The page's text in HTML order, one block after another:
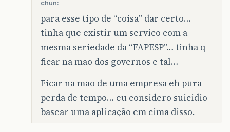
chun:
para esse tipo de “coisa” dar certo…
tinha que existir um servico com a
mesma seriedade da “FAPESP”… tinha q
ficar na mao dos governos e tal…
Ficar na mao de uma empresa eh pura
perda de tempo… eu considero suicidio
basear uma aplicação em cima disso.